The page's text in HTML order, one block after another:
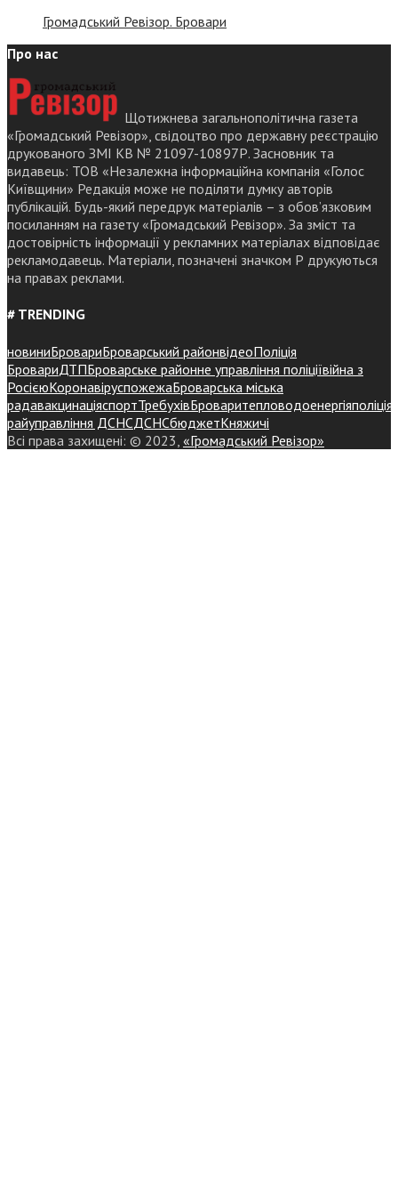
Громадський Ревізор. Бровари
Про нас
Щотижнева загальнополітична газета
«Громадський Ревізор», свідоцтво про державну реєстрацію
друкованого ЗМІ КВ № 21097-10897Р. Засновник та
видавець: ТОВ «Незалежна інформаційна компанія «Голос
Київщини» Редакція може не поділяти думку авторів
публікацій. Будь-який передрук матеріалів – з обов’язковим
посиланням на газету «Громадський Ревізор». За зміст та
достовірність інформації у рекламних матеріалах відповідає
рекламодавець. Матеріали, позначені значком Р друкуються
на правах реклами.
# TRENDING
новиниБровариБроварський районвідеоПоліція
БровариДТПБроварське районне управління поліціївійна з
РосієюКоронавіруспожежаБроварська міська
радавакцинаціяспортТребухівБроваритепловодоенергіяполіція
райуправління ДСНСДСНСбюджетКняжичі
Всі права захищені: © 2023, «Громадський Ревізор»